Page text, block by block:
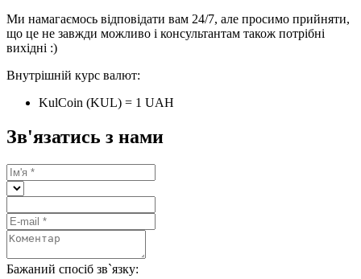
Ми намагаємось відповідати вам 24/7, але просимо прийняти,
що це не завжди можливо і консультантам також потрібні
вихідні :)
Внутрішній курс валют:
KulCoin (KUL) = 1 UAH
Зв'язатись з нами
Бажаний спосіб зв`язку: